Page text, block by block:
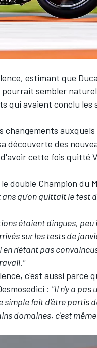
estimant que
sembler
qui avaient conclu les
auxquels
découverte des
cette fois quitté
double Champion du
qu'on quittait le test
étaient dingues,
sur les tests de
n'étant pas
c'est aussi parce
: "Il n'y a pas
fait d'être partis
domaines, c'est